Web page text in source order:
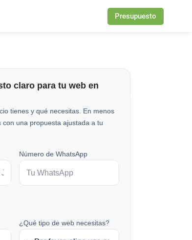
Presupuesto
claro para tu web en
tienes y qué necesitas. En menos
una propuesta ajustada a tu
Número de WhatsApp
¿Qué tipo de web necesitas?